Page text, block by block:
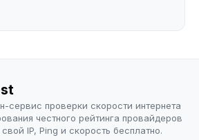
сервис проверки скорости интернета
честного рейтинга провайдеров
IP, Ping и скорость бесплатно.